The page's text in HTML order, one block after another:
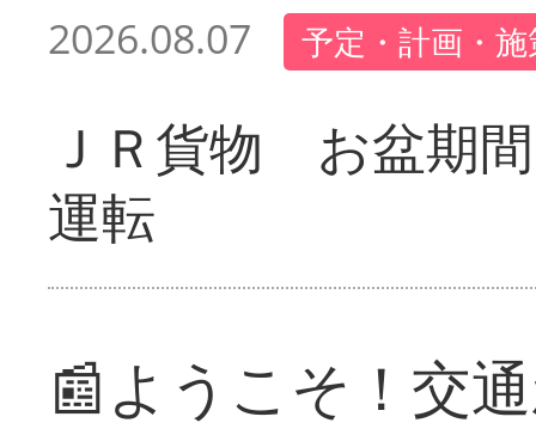
2026.08.07 予定・計画・
ＪＲ貨物 お盆期
運転
📰ようこそ！交